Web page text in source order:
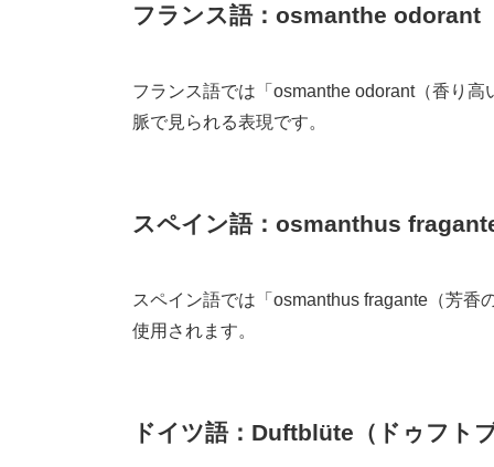
フランス語：osmanthe odorant
フランス語では「osmanthe odorant（香り
脈で見られる表現です。
スペイン語：osmanthus
スペイン語では「osmanthus fragante（芳
使用されます。
ドイツ語：Duftblüte（ドゥフト